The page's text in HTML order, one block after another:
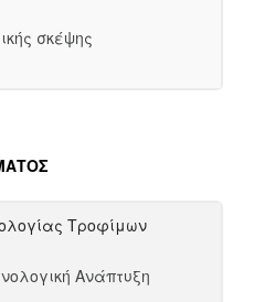
σκέψης
Τροφίμων
Ανάπτυξη